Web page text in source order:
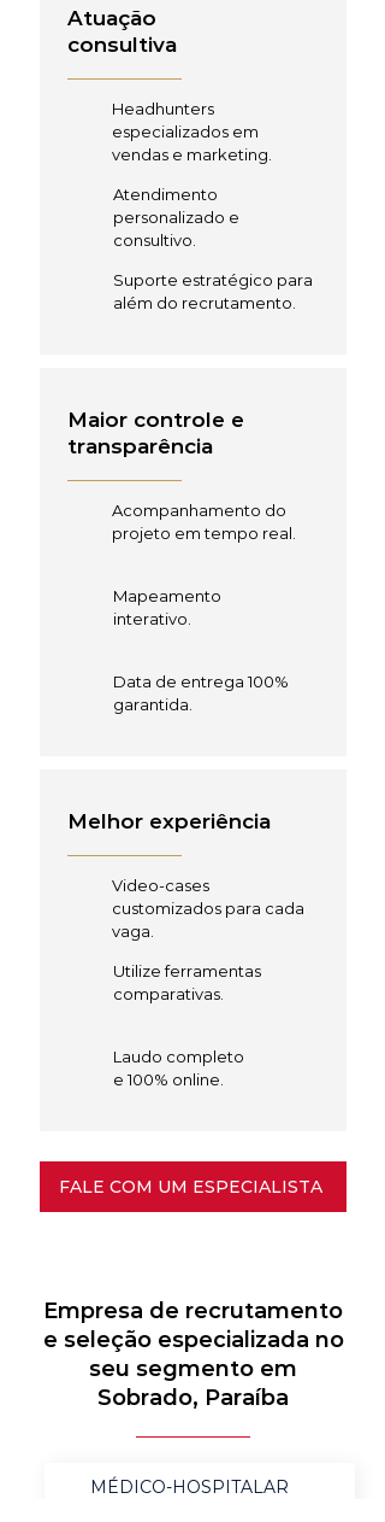
Atuação
consultiva
Headhunters
especializados em
vendas e marketing.
Atendimento
personalizado e
consultivo.
Suporte estratégico para
além do recrutamento.
Maior controle e
transparência
Acompanhamento do
projeto em tempo real.
Mapeamento
interativo.
Data de entrega 100%
garantida.
Melhor experiência
Video-cases
customizados para cada
vaga.
Utilize ferramentas
comparativas.
Laudo completo
e 100% online.
FALE COM UM ESPECIALISTA
Empresa de recrutamento
e seleção especializada no
seu segmento em
Sobrado, Paraíba
MÉDICO-HOSPITALAR